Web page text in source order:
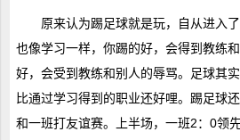
原来认为踢足球就是玩，自从进入
也像学习一样，你踢的好，会得到教练
好，会受到教练和别人的辱骂。
足球其
比通过学习得到的职业还好哩。踢足球
和一班打友谊赛。上半场，一班2：0领